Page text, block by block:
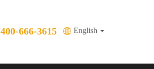
400-666-3615 English